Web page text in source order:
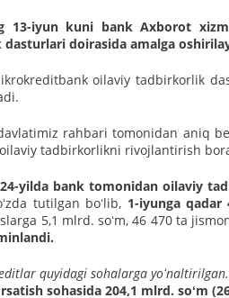
13-iyun kuni bank Axborot
doirasida amalga
oilaviy tadbirkorlik
rahbari tomonidan aniq
tadbirkorlikni rivojlantirish
yilda bank tomonidan oilaviy
tutilgan boʻlib, 1-iyunga
5,1 mlrd. soʻm, 46 470 ta
quyidagi sohalarga
sohasida 204,1 mlrd. soʻm